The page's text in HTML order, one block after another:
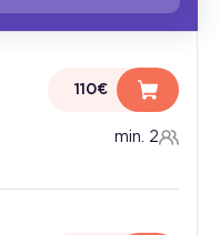
110€
min. 2